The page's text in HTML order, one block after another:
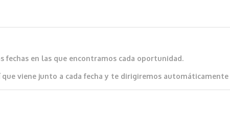
fechas en las que encontramos cada oportunidad.
que viene junto a cada fecha y te dirigiremos